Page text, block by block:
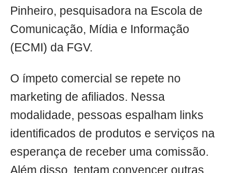
Pinheiro, pesquisadora na Escola de
Comunicação, Mídia e Informação
(ECMI) da FGV.
O ímpeto comercial se repete no
marketing de afiliados. Nessa
modalidade, pessoas espalham links
identificados de produtos e serviços na
esperança de receber uma comissão.
Além disso, tentam convencer outras